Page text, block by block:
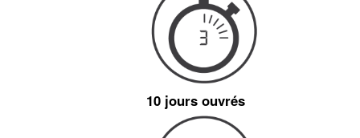
10 jours ouvrés